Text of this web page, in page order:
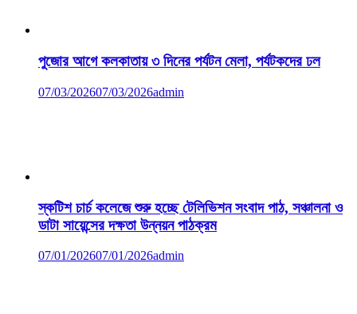
পুজোর আগে কলকাতায় ৩ দিনের পর্যটন মেলা, পর্যটকদের ঢল
07/03/202607/03/2026admin
স্কটিশ চার্চ কলেজে শুরু হচ্ছে টেলিভিশন সংবাদ পাঠ, সঞ্চালনা ও
ডাটা সায়েন্সের দক্ষতা উন্নয়ন পাঠক্রম
07/01/202607/01/2026admin